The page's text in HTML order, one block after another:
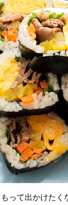
って出かけた